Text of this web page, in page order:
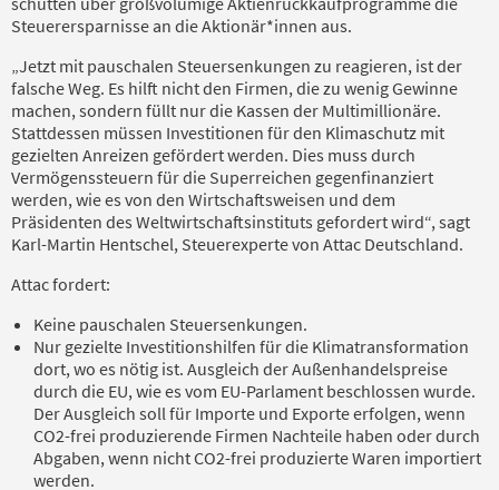
Steuerersparnisse an die Aktionär*innen aus.
„Jetzt mit pauschalen Steuersenkungen zu reagieren, ist der
falsche Weg. Es hilft nicht den Firmen, die zu wenig Gewinne
machen, sondern füllt nur die Kassen der Multimillionäre.
Stattdessen müssen Investitionen für den Klimaschutz mit
gezielten Anreizen gefördert werden. Dies muss durch
Vermögenssteuern für die Superreichen gegenfinanziert
werden, wie es von den Wirtschaftsweisen und dem
Präsidenten des Weltwirtschaftsinstituts gefordert wird“, sagt
Karl-Martin Hentschel, Steuerexperte von Attac Deutschland.
Attac fordert:
Keine pauschalen Steuersenkungen.
Nur gezielte Investitionshilfen für die Klimatransformation
dort, wo es nötig ist. Ausgleich der Außenhandelspreise
durch die EU, wie es vom EU-Parlament beschlossen wurde.
Der Ausgleich soll für Importe und Exporte erfolgen, wenn
CO2-frei produzierende Firmen Nachteile haben oder durch
Abgaben, wenn nicht CO2-frei produzierte Waren importiert
werden.